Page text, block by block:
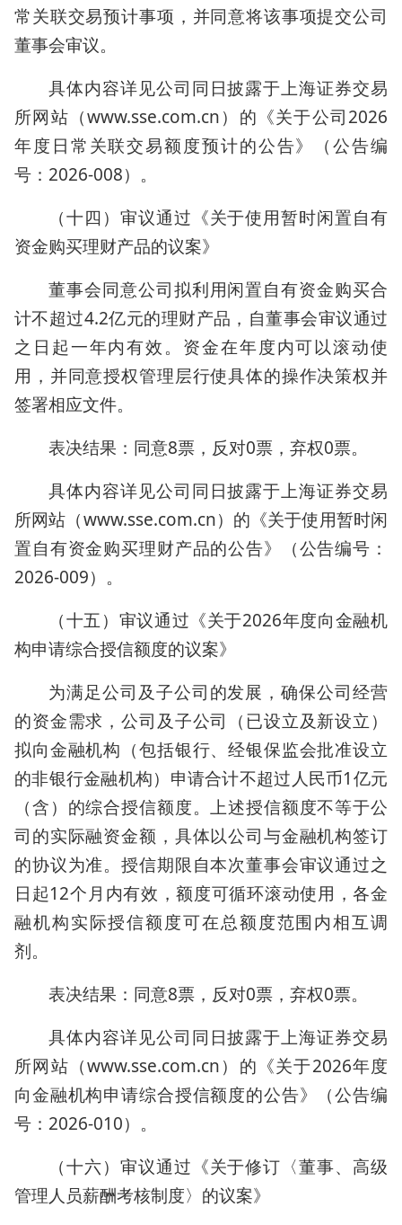
常关联交易预计事项，并同意将该事项提交公司
董事会审议。
具体内容详见公司同日披露于上海证券交易
所网站（www.sse.com.cn）的《关于公司2026
年度日常关联交易额度预计的公告》（公告编
号：2026-008）。
（十四）审议通过《关于使用暂时闲置自有
资金购买理财产品的议案》
董事会同意公司拟利用闲置自有资金购买合
计不超过4.2亿元的理财产品，自董事会审议通过
之日起一年内有效。资金在年度内可以滚动使
用，并同意授权管理层行使具体的操作决策权并
签署相应文件。
表决结果：同意8票，反对0票，弃权0票。
具体内容详见公司同日披露于上海证券交易
所网站（www.sse.com.cn）的《关于使用暂时闲
置自有资金购买理财产品的公告》（公告编号：
2026-009）。
（十五）审议通过《关于2026年度向金融机
构申请综合授信额度的议案》
为满足公司及子公司的发展，确保公司经营
的资金需求，公司及子公司（已设立及新设立）
拟向金融机构（包括银行、经银保监会批准设立
的非银行金融机构）申请合计不超过人民币1亿元
（含）的综合授信额度。上述授信额度不等于公
司的实际融资金额，具体以公司与金融机构签订
的协议为准。授信期限自本次董事会审议通过之
日起12个月内有效，额度可循环滚动使用，各金
融机构实际授信额度可在总额度范围内相互调
剂。
表决结果：同意8票，反对0票，弃权0票。
具体内容详见公司同日披露于上海证券交易
所网站（www.sse.com.cn）的《关于2026年度
向金融机构申请综合授信额度的公告》（公告编
号：2026-010）。
（十六）审议通过《关于修订〈董事、高级
管理人员薪酬考核制度〉的议案》